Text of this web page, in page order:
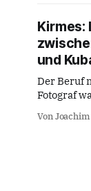
Kirmes:
und
Der Beruf
Fotograf
Gruppen
Von